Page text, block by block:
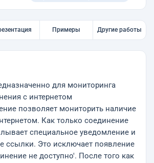
Примеры Другие работы
для мониторинга
с интернетом
позволяет мониторить наличие
Как только соединение
специальное уведомление и
ссылки. Это исключает появление
не доступно'. После того как